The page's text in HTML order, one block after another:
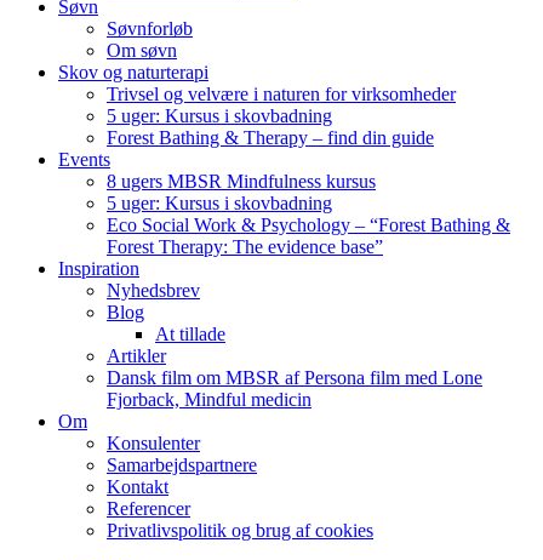
Søvn
Søvnforløb
Om søvn
Skov og naturterapi
Trivsel og velvære i naturen for virksomheder
5 uger: Kursus i skovbadning
Forest Bathing & Therapy – find din guide
Events
8 ugers MBSR Mindfulness kursus
5 uger: Kursus i skovbadning
Eco Social Work & Psychology – “Forest Bathing &
Forest Therapy: The evidence base”
Inspiration
Nyhedsbrev
Blog
At tillade
Artikler
Dansk film om MBSR af Persona film med Lone
Fjorback, Mindful medicin
Om
Konsulenter
Samarbejdspartnere
Kontakt
Referencer
Privatlivspolitik og brug af cookies